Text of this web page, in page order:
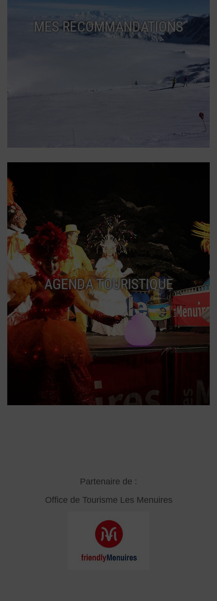
MES RECOMMANDATIONS
AGENDA TOURISTIQUE
Partenaire de :
Office de Tourisme Les Menuires